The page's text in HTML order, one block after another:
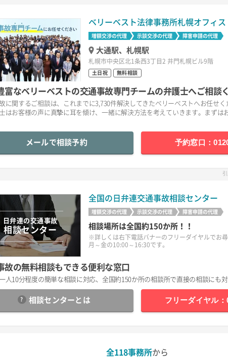
ベリーベスト法律事務所札幌オフィス
増額交渉の代理 示談交渉の代理 障害申請の代理
大通駅、札幌駅
札幌市中央区北1条西3丁目2 井門札幌ビル9階
土日祝 無料相談
富なベリーベストの交通事故専門チームの弁護士へご相談
に関するご相談は、これまでに3,730件解決してきたベリーベストへお任せく
はお客様の声に真摯に耳を傾け、一緒に解決方法を考えていきます。まずは
メールで相談予約 予約窓口：
全国の日弁連交通事故相談センター
増額交渉の代理 示談交渉の代理 障害申請の代理
日弁連の交通事故
相談センター 相談場所は全国約150か所！！
※詳しくは右下電話バナーのフリーダイヤルでお
月～金の10:00～16:30です。
故の無料相談もできる便利な窓口
人10分程度の簡単な相談に対応、全国約150か所の相談所で直接の相談にも対
相談センター とは フリーダイヤル
全118事務所から